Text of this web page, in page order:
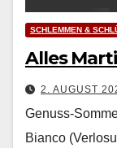
SCHLEMMEN &
Alles
2. AUGUST
Genuss-
Bianco